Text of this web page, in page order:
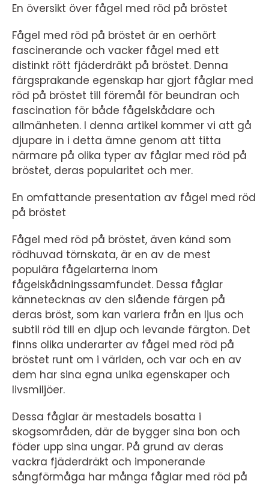
En översikt över fågel med röd på bröstet
Fågel med röd på bröstet är en oerhört
fascinerande och vacker fågel med ett
distinkt rött fjäderdräkt på bröstet. Denna
färgsprakande egenskap har gjort fåglar med
röd på bröstet till föremål för beundran och
fascination för både fågelskådare och
allmänheten. I denna artikel kommer vi att gå
djupare in i detta ämne genom att titta
närmare på olika typer av fåglar med röd på
bröstet, deras popularitet och mer.
En omfattande presentation av fågel med röd
på bröstet
Fågel med röd på bröstet, även känd som
rödhuvad törnskata, är en av de mest
populära fågelarterna inom
fågelskådningssamfundet. Dessa fåglar
kännetecknas av den slående färgen på
deras bröst, som kan variera från en ljus och
subtil röd till en djup och levande färgton. Det
finns olika underarter av fågel med röd på
bröstet runt om i världen, och var och en av
dem har sina egna unika egenskaper och
livsmiljöer.
Dessa fåglar är mestadels bosatta i
skogsområden, där de bygger sina bon och
föder upp sina ungar. På grund av deras
vackra fjäderdräkt och imponerande
sångförmåga har många fåglar med röd på